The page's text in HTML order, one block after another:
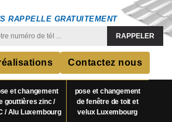
RAPPELLE GRATUITEMENT
Contactez nous
et changement
gouttières zinc /
/ Alu Luxembourg
pose et changement
de fenêtre de toit et
velux Luxembourg